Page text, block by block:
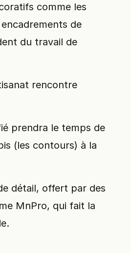
comme les
de
du travail de
rencontre
prendra le temps de
(les contours) à la
détail, offert par des
MnPro, qui fait la